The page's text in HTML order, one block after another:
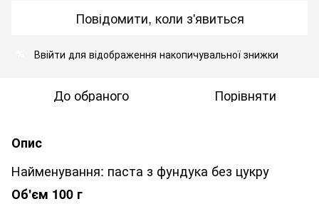
Повідомити, коли з'явиться
Ввійти для відображення накопичувальної знижки
До обраного Порівняти
Опис
Найменування: паста з фундука без цукру
Об'єм 100 г